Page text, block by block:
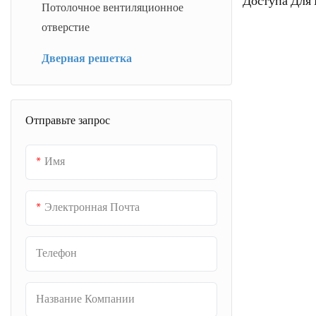
Потолочное вентиляционное
отверстие
Дверная решетка
Отправьте запрос
Имя
Электронная Почта
Телефон
Название Компании